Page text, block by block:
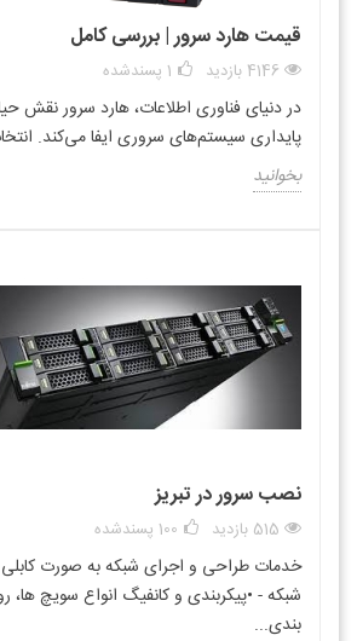
قیمت هارد سرور | بررسی کامل
4146 بازدید 1 پسندشده
در دنیای فناوری اطلاعات، هارد سرور نقش
پایداری سیستم‌های سروری ایفا می‌کند.
بخوانید
نصب سرور در تبریز
515 بازدید 100 پسندشده
خدمات طراحی و اجرای شبکه به صورت
بندی...